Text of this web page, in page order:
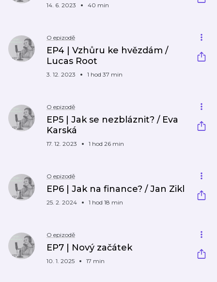
14. 6. 2023 40 min
O epizodě
EP4 | Vzhůru ke hvězdám /
Lucas Root
3. 12. 2023 1 hod 37 min
O epizodě
EP5 | Jak se nezbláznit? / Eva
Karská
17. 12. 2023 1 hod 26 min
O epizodě
EP6 | Jak na finance? / Jan Zikl
25. 2. 2024 1 hod 18 min
O epizodě
EP7 | Nový začátek
10. 1. 2025 17 min